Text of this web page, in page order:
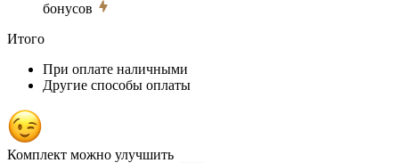
бонусов
Итого
При оплате наличными
Другие способы оплаты
Комплект можно улучшить